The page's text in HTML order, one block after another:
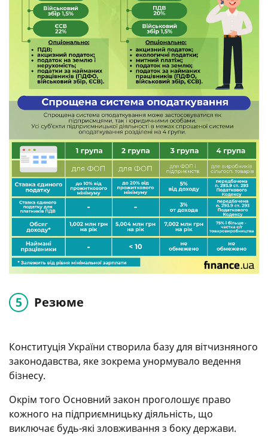
Резюме
Конституція України створила базу для вітчизняного
законодавства, яке зокрема унормувало ведення
бізнесу.
Окрім того Основний закон проголошує право
кожного на підприємницьку діяльність, що
виключає будь-які зловживання з боку держави.